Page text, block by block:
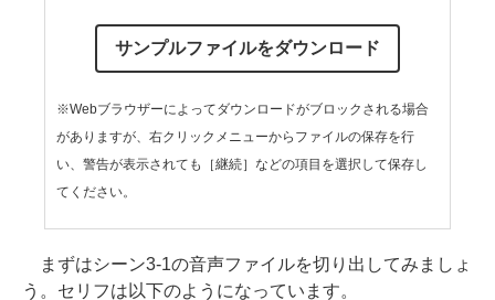
サンプルファイルをダウンロード
※Webブラウザーによってダウンロードがブロックされる場合
がありますが、右クリックメニューからファイルの保存を行
い、警告が表示されても［継続］などの項目を選択して保存し
てください。
まずはシーン3-1の音声ファイルを切り出してみましょ
う。セリフは以下のようになっています。